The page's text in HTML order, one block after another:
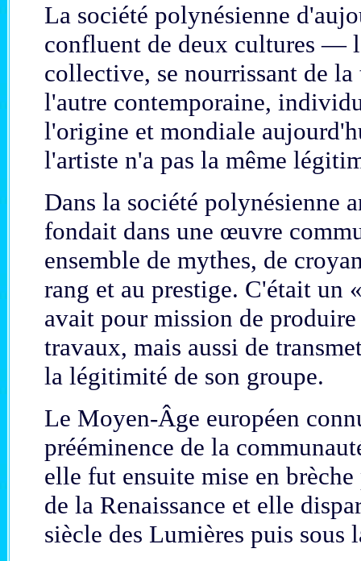
La société polynésienne
confluent de deux cultures —
collective, se nourrissant de
l'autre contemporaine,
l'origine et mondiale
l'artiste n'a pas la même
Dans la société polynésienne
fondait dans une œuvre
ensemble de mythes, de
rang et au prestige. C'était un
avait pour mission de
travaux, mais aussi de
la légitimité de son groupe.
Le Moyen-Âge européen
prééminence de la
elle fut ensuite mise en
de la Renaissance et elle
siècle des Lumières puis sous